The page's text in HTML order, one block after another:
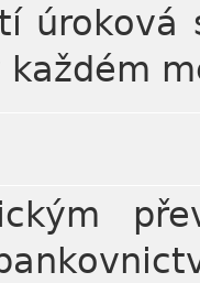
úroková
každém